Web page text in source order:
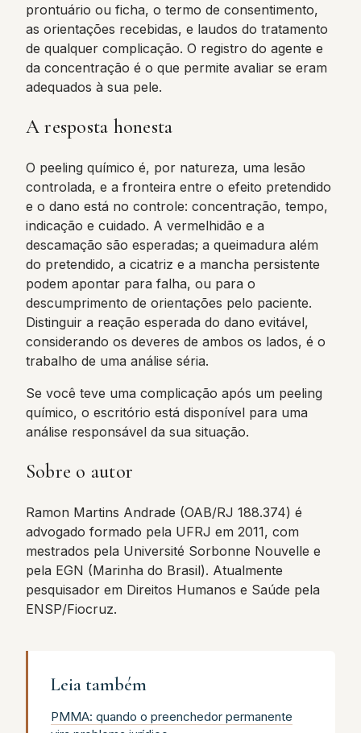
prontuário ou ficha, o termo de consentimento,
as orientações recebidas, e laudos do tratamento
de qualquer complicação. O registro do agente e
da concentração é o que permite avaliar se eram
adequados à sua pele.
A resposta honesta
O peeling químico é, por natureza, uma lesão
controlada, e a fronteira entre o efeito pretendido
e o dano está no controle: concentração, tempo,
indicação e cuidado. A vermelhidão e a
descamação são esperadas; a queimadura além
do pretendido, a cicatriz e a mancha persistente
podem apontar para falha, ou para o
descumprimento de orientações pelo paciente.
Distinguir a reação esperada do dano evitável,
considerando os deveres de ambos os lados, é o
trabalho de uma análise séria.
Se você teve uma complicação após um peeling
químico, o escritório está disponível para uma
análise responsável da sua situação.
Sobre o autor
Ramon Martins Andrade (OAB/RJ 188.374) é
advogado formado pela UFRJ em 2011, com
mestrados pela Université Sorbonne Nouvelle e
pela EGN (Marinha do Brasil). Atualmente
pesquisador em Direitos Humanos e Saúde pela
ENSP/Fiocruz.
Leia também
PMMA: quando o preenchedor permanente